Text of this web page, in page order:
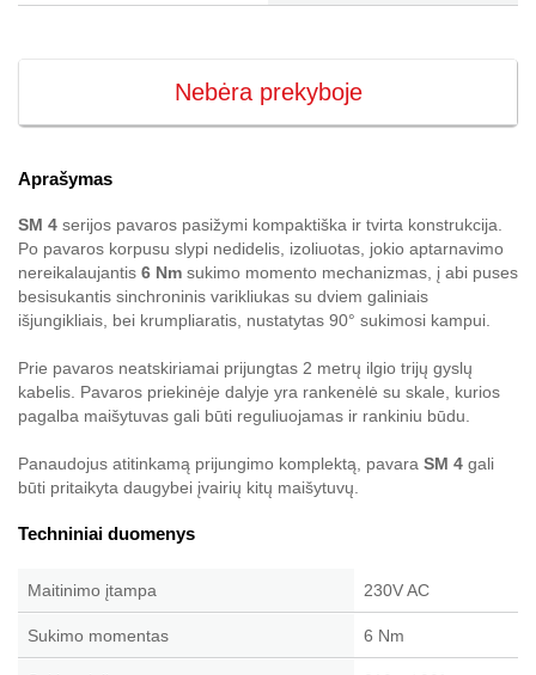
Nebėra prekyboje
Aprašymas
SM 4 serijos pavaros pasižymi kompaktiška ir tvirta konstrukcija.
Po pavaros korpusu slypi nedidelis, izoliuotas, jokio aptarnavimo
nereikalaujantis 6 Nm sukimo momento mechanizmas, į abi puses
besisukantis sinchroninis varikliukas su dviem galiniais
išjungikliais, bei krumpliaratis, nustatytas 90° sukimosi kampui.
Prie pavaros neatskiriamai prijungtas 2 metrų ilgio trijų gyslų
kabelis. Pavaros priekinėje dalyje yra rankenėlė su skale, kurios
pagalba maišytuvas gali būti reguliuojamas ir rankiniu būdu.
Panaudojus atitinkamą prijungimo komplektą, pavara SM 4 gali
būti pritaikyta daugybei įvairių kitų maišytuvų.
Techniniai duomenys
Maitinimo įtampa 230V AC
Sukimo momentas 6 Nm